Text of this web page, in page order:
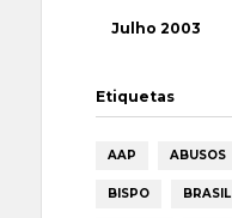
Julho 2003
Etiquetas
AAP ABUSOS
BISPO BRASIL